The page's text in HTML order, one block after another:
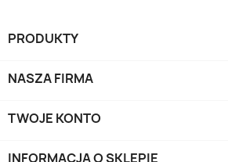
PRODUKTY
NASZA FIRMA
TWOJE KONTO
INFORMACJA O SKLEPIE